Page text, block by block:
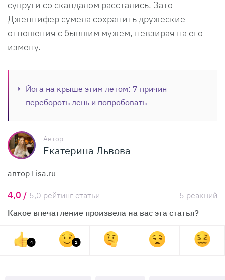
супруги со скандалом расстались. Зато
Дженнифер сумела сохранить дружеские
отношения с бывшим мужем, невзирая на его
измену.
Йога на крыше этим летом: 7 причин
перебороть лень и попробовать
Автор
Екатерина Львова
автор Lisa.ru
4,0 / 5,0 рейтинг статьи
5 реакций
Какое впечатление произвела на вас эта статья?
4 1